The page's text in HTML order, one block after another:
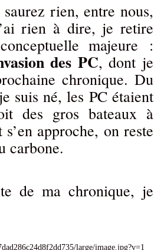
rien, entre nous,
rien à dire, je retire
majeure :
des PC, dont je
chronique. Du
suis né, les PC étaient
des gros bateaux à
approche, on reste
carbone.
de ma chronique, je